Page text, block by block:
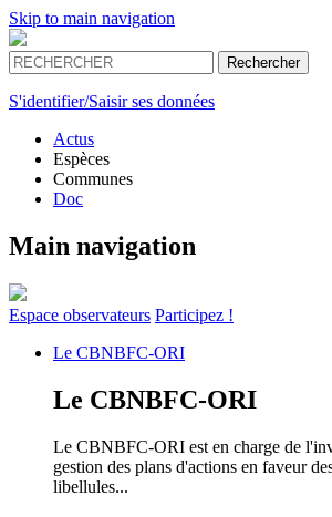
Skip to main navigation
S'identifier/Saisir ses données
Actus
Espèces
Communes
Doc
Main navigation
Espace observateurs Participez !
Le CBNBFC-ORI
Le CBNBFC-ORI
Le CBNBFC-ORI est en charge de
gestion des plans d'actions en faveur
libellules...